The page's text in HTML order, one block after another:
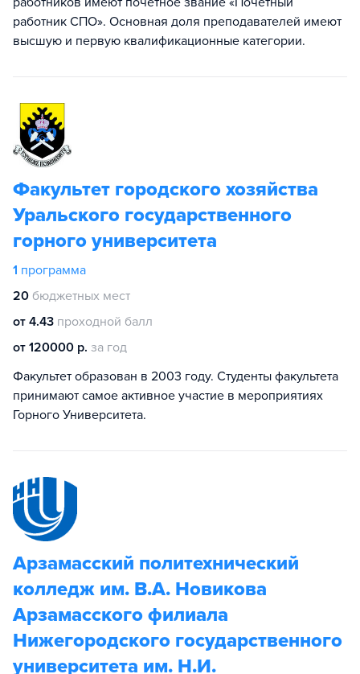
работник СПО». Основная доля преподавателей имеют
высшую и первую квалификационные категории.
Факультет городского хозяйства
Уральского государственного
горного университета
1 программа
20 бюджетных мест
от 4.43 проходной балл
от 120000 р. за год
Факультет образован в 2003 году. Студенты факультета
принимают самое активное участие в мероприятиях
Горного Университета.
Арзамасский политехнический
колледж им. В.А. Новикова
Арзамасского филиала
Нижегородского государственного
университета им. Н.И.